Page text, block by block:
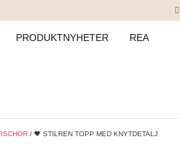
PRODUKTNYHETER REA
/ 🖤 STILREN TOPP MED KNYTDETALJ